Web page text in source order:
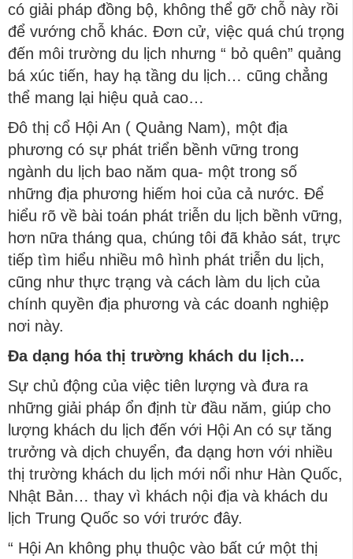
có giải pháp đồng bộ, không thể gỡ chỗ này rồi
để vướng chỗ khác. Đơn cử, việc quá chú trọng
đến môi trường du lịch nhưng “ bỏ quên” quảng
bá xúc tiến, hay hạ tầng du lịch… cũng chẳng
thể mang lại hiệu quả cao…
Đô thị cổ Hội An ( Quảng Nam), một địa
phương có sự phát triển bềnh vững trong
ngành du lịch bao năm qua- một trong số
những địa phương hiếm hoi của cả nước. Để
hiểu rõ về bài toán phát triễn du lịch bềnh vững,
hơn nữa tháng qua, chúng tôi đã khảo sát, trực
tiếp tìm hiểu nhiều mô hình phát triễn du lịch,
cũng như thực trạng và cách làm du lịch của
chính quyền địa phương và các doanh nghiệp
nơi này.
Đa dạng hóa thị trường khách du lịch…
Sự chủ động của việc tiên lượng và đưa ra
những giải pháp ổn định từ đầu năm, giúp cho
lượng khách du lịch đến với Hội An có sự tăng
trưởng và dịch chuyển, đa dạng hơn với nhiều
thị trường khách du lịch mới nổi như Hàn Quốc,
Nhật Bản… thay vì khách nội địa và khách du
lịch Trung Quốc so với trước đây.
“ Hội An không phụ thuộc vào bất cứ một thị